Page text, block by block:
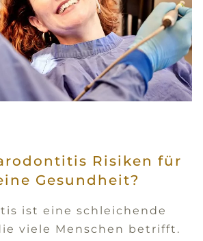
Risiken für
Gesundheit?
ist eine schleichende
viele Menschen betrifft.